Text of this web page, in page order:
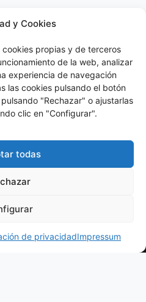
y Cookies
cookies propias y de terceros
de la web, analizar
experiencia de navegación
las cookies pulsando el botón
"Rechazar" o ajustarlas
clic en "Configurar".
todas
de privacidadImpressum
Atención
cliente
info@disenoymetal.com
> 625 93 66
Corte Láser